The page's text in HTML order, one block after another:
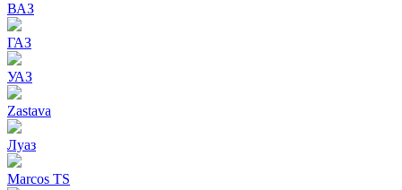
ВАЗ
ГАЗ
УАЗ
Zastava
Луаз
Marcos TS